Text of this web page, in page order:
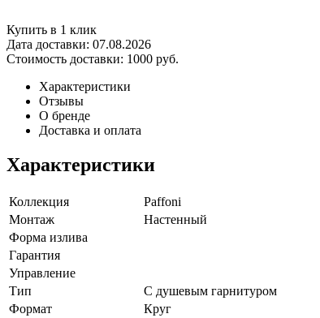
Купить в 1 клик
Дата доставки: 07.08.2026
Стоимость доставки: 1000 руб.
Характеристики
Отзывы
О бренде
Доставка и оплата
Характеристики
Коллекция
Paffoni
Монтаж
Настенный
Форма излива
Гарантия
Управление
Тип
С душевым гарнитуром
Формат
Круг